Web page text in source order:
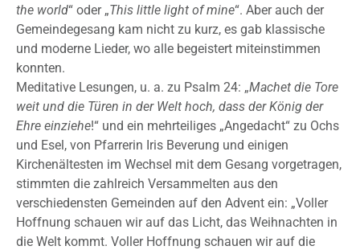
the world“ oder „This little light of mine“. Aber auch der
Gemeindegesang kam nicht zu kurz, es gab klassische
und moderne Lieder, wo alle begeistert miteinstimmen
konnten.
Meditative Lesungen, u. a. zu Psalm 24: „Machet die Tore
weit und die Türen in der Welt hoch, dass der König der
Ehre einziehe!“ und ein mehrteiliges „Angedacht“ zu Ochs
und Esel, von Pfarrerin Iris Beverung und einigen
Kirchenältesten im Wechsel mit dem Gesang vorgetragen,
stimmten die zahlreich Versammelten aus den
verschiedensten Gemeinden auf den Advent ein: „Voller
Hoffnung schauen wir auf das Licht, das Weihnachten in
die Welt kommt. Voller Hoffnung schauen wir auf die